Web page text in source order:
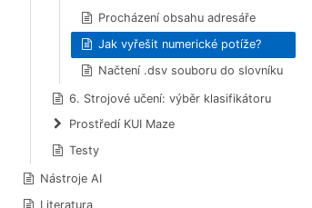
Procházení obsahu adresáře
Jak vyřešit numerické potíže?
Načtení .dsv souboru do slovníku
6. Strojové učení: výběr klasifikátoru
Prostředí KUI Maze
Testy
Nástroje AI
Literatura